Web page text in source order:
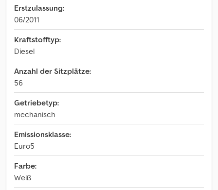
Erstzulassung:
06/2011
Kraftstofftyp:
Diesel
Anzahl der Sitzplätze:
56
Getriebetyp:
mechanisch
Emissionsklasse:
Euro5
Farbe:
Weiß